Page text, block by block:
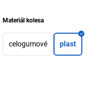
Materiál kolesa
celogumové plast